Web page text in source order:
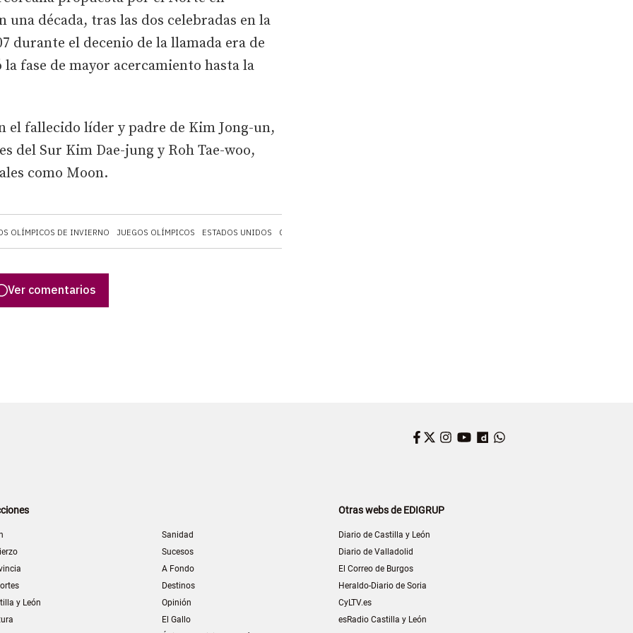
OLÍMPICOS DE INVIERNO JUEGOS OLÍMPICOS ESTADOS UNIDOS COREA DEL SUR
una década, tras las dos celebradas en la
durante el decenio de la llamada era de
fase de mayor acercamiento hasta la
el fallecido líder y padre de Kim Jong-un,
del Sur Kim Dae-jung y Roh Tae-woo,
como Moon.
Ver comentarios
Facebook
Twitter
Instagram
YouTube
Dailymotion
y León
Sanidad
Sucesos
A Fondo
Destinos
Opinión
El Gallo
Otras webs de EDIGRUP
Diario de Castilla y León
Diario de Valladolid
El Correo de Burgos
Heraldo-Diario de Soria
CyLTV.es
esRadio Castilla y León